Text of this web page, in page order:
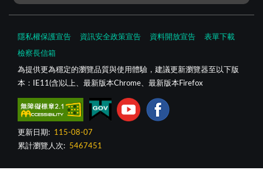
隱私權保護宣告 資訊安全政策宣告 資料開放宣告 表單下載
檢察長信箱
為提供更為穩定的瀏覽品質與使用體驗，建議更新瀏覽器至以下版
本：IE11(含)以上、最新版本Chrome、最新版本Firefox
更新日期:
115-08-07
累計瀏覽人次:
5467451